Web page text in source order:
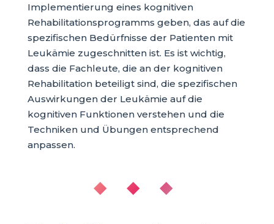
Implementierung eines kognitiven
Rehabilitationsprogramms geben, das auf die
spezifischen Bedürfnisse der Patienten mit
Leukämie zugeschnitten ist. Es ist wichtig,
dass die Fachleute, die an der kognitiven
Rehabilitation beteiligt sind, die spezifischen
Auswirkungen der Leukämie auf die
kognitiven Funktionen verstehen und die
Techniken und Übungen entsprechend
anpassen.
◆ ◆ ◆